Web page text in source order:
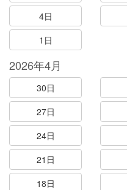
4日
1日
2026年4月
30日
27日
24日
21日
18日